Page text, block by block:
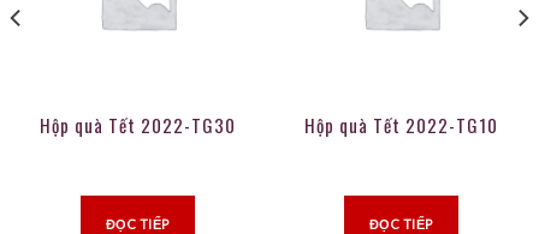
Hộp quà Tết 2022-TG30
ĐỌC TIẾP
Hộp quà Tết 2022-TG10
ĐỌC TIẾP